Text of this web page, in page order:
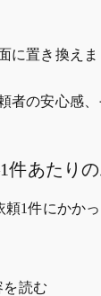
に置き換え
者の安心感
あたりの
1件にかか
を読む